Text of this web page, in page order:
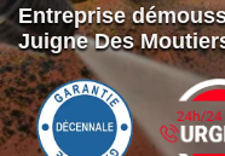
Entreprise
Juigne Des